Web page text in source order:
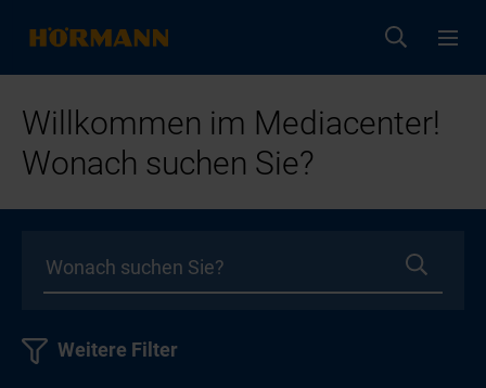
Willkommen im Mediacenter!
Wonach suchen Sie?
Weitere Filter